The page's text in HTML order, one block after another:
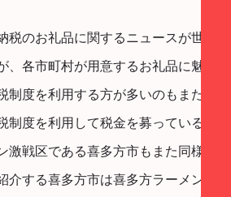
税のお礼品に関するニュースが世間
、各市町村が用意するお礼品に魅力
制度を利用する方が多いのもまた確
制度を利用して税金を募っているの
激戦区である喜多方市もまた同様で
介する喜多方市は喜多方ラーメンの